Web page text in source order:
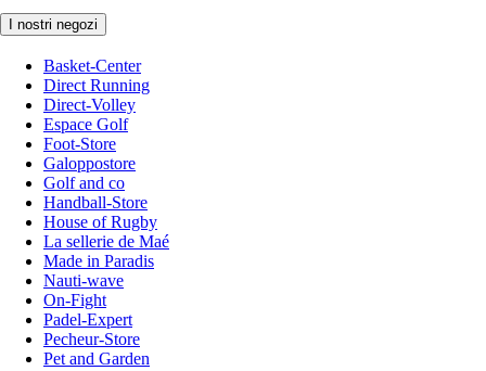
I nostri negozi
Basket-Center
Direct Running
Direct-Volley
Espace Golf
Foot-Store
Galoppostore
Golf and co
Handball-Store
House of Rugby
La sellerie de Maé
Made in Paradis
Nauti-wave
On-Fight
Padel-Expert
Pecheur-Store
Pet and Garden